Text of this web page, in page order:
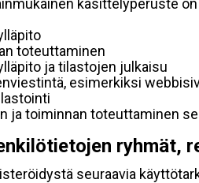
käsittelyperuste
toteuttaminen
ja tilastojen julkaisu
esimerkiksi
ja toiminnan toteuttaminen
ryhmät,
seuraavia